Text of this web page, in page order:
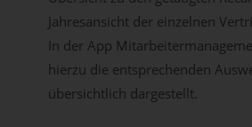
Jahresansicht der einzelnen
In der App
hierzu die entsprechenden
übersichtlich dargestellt.